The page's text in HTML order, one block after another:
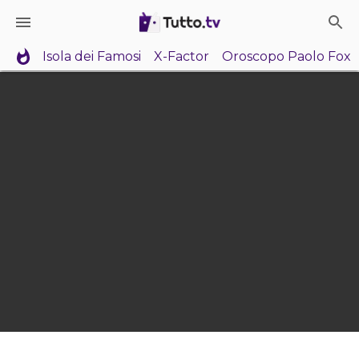
Isola dei Famosi X-Factor Oroscopo Paolo Fox